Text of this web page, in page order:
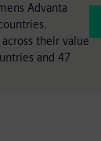
Advanta
their value
and 47